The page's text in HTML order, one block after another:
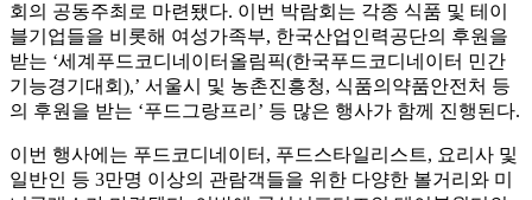
회의 공동주최로 마련됐다. 이번 박람회는 각종 식품 및 테이
블기업들을 비롯해 여성가족부, 한국산업인력공단의 후원을
받는 ‘세계푸드코디네이터올림픽(한국푸드코디네이터 민간
기능경기대회),’ 서울시 및 농촌진흥청, 식품의약품안전처 등
의 후원을 받는 ‘푸드그랑프리’ 등 많은 행사가 함께 진행된다.
이번 행사에는 푸드코디네이터, 푸드스타일리스트, 요리사 및
일반인 등 3만명 이상의 관람객들을 위한 다양한 볼거리와 미